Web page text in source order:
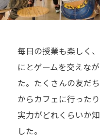
毎日の授業も楽しく
にとゲームを交えな
た。たくさんの友だ
からカフェに行った
実力がどれくらいか
した。